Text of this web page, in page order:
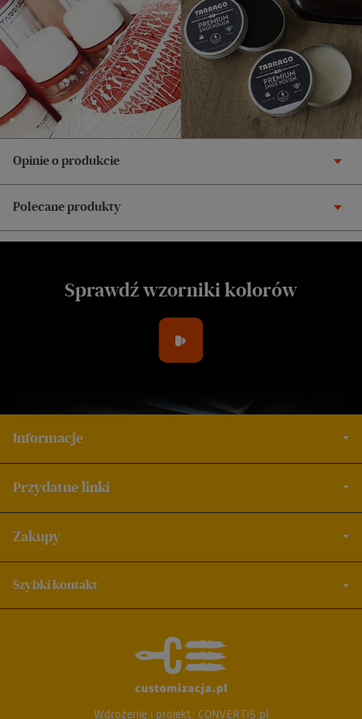
Opinie o produkcie
Polecane produkty
Sprawdź wzorniki kolorów
Informacje
Przydatne linki
Zakupy
Szybki kontakt
Wdrożenie i projekt: CONVERTIS.pl